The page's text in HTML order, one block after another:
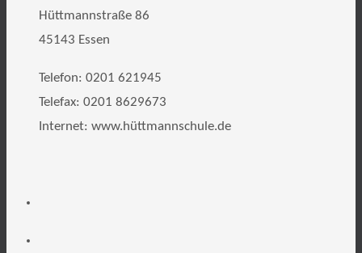
Hüttmannstraße 86
45143 Essen
Telefon: 0201 621945
Telefax: 0201 8629673
Internet: www.hüttmannschule.de